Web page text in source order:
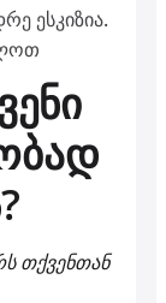
ესკიზია.
თქვენთან